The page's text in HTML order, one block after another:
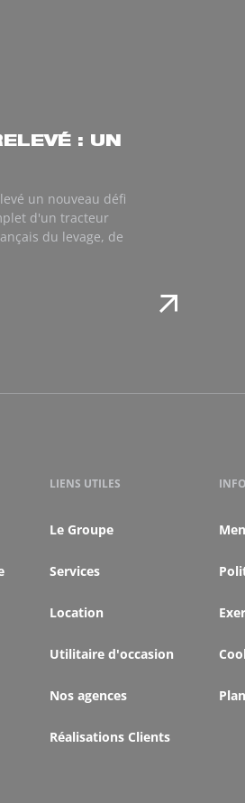
: UN
un nouveau défi
d'un tracteur
du levage, de
LIENS UTILES
Le Groupe
Services
Location
Utilitaire d'occasion
Nos agences
Réalisations Clients